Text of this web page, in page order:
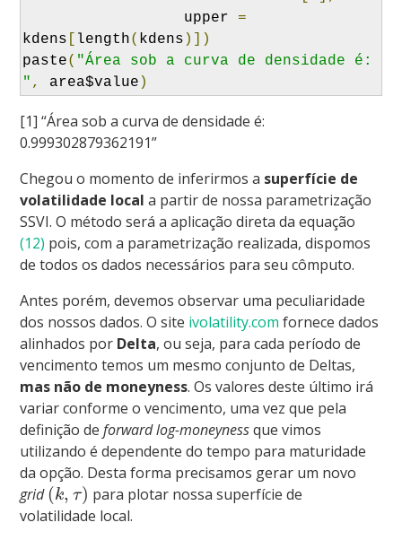
                  upper
=
kdens
length( kdens )])
paste( "Área sob a curva de densidade é:
" , area$value )
[1] “Área sob a curva de densidade é:
0.999302879362191”
Chegou o momento de inferirmos a superfície de
volatilidade local a partir de nossa parametrização
SSVI. O método será a aplicação direta da equação
(12) pois, com a parametrização realizada, dispomos
de todos os dados necessários para seu cômputo.
Antes porém, devemos observar uma peculiaridade
dos nossos dados. O site ivolatility.com fornece dados
alinhados por Delta, ou seja, para cada período de
vencimento temos um mesmo conjunto de Deltas,
mas não de moneyness. Os valores deste último irá
variar conforme o vencimento, uma vez que pela
definição deforward log-moneynessque vimos
utilizando é dependente do tempo para maturidade
da opção. Desta forma precisamos gerar um novo
grid (k, τ) para plotar nossa superfície de
volatilidade local.